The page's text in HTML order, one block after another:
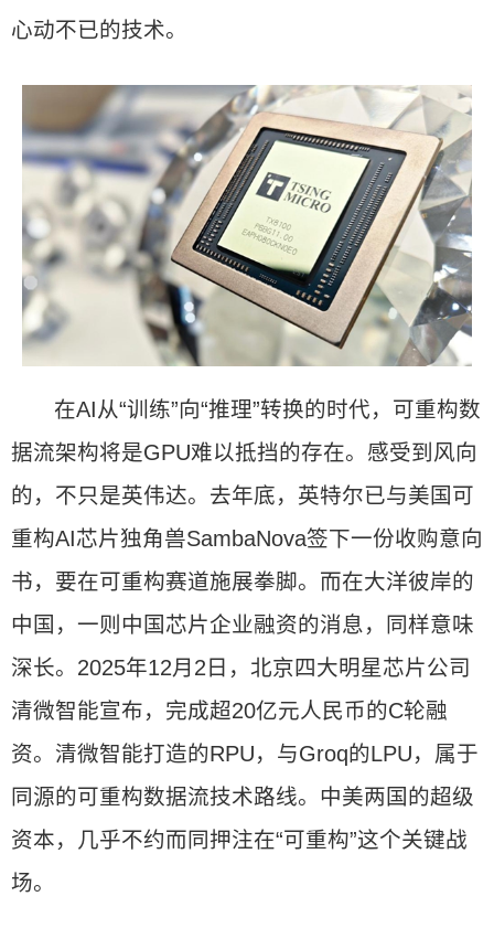
心动不已的技术。
在AI从“训练”向“推理”转换的时代，可重构数
据流架构将是GPU难以抵挡的存在。感受到风向
的，不只是英伟达。去年底，英特尔已与美国可
重构AI芯片独角兽SambaNova签下一份收购意向
书，要在可重构赛道施展拳脚。而在大洋彼岸的
中国，一则中国芯片企业融资的消息，同样意味
深长。2025年12月2日，北京四大明星芯片公司
清微智能宣布，完成超20亿元人民币的C轮融
资。清微智能打造的RPU，与Groq的LPU，属于
同源的可重构数据流技术路线。中美两国的超级
资本，几乎不约而同押注在“可重构”这个关键战
场。